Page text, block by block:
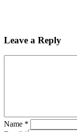
Leave a Reply
Name *